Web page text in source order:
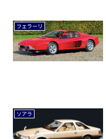
フェラーリ
ソアラ